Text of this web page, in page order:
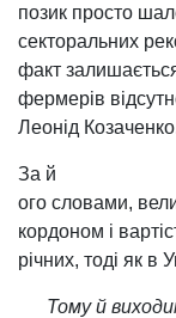
позик просто
секторальних
факт
фермерів
Леонід
За й
ого словами,
кордоном і
річних, тоді як в
Тому й